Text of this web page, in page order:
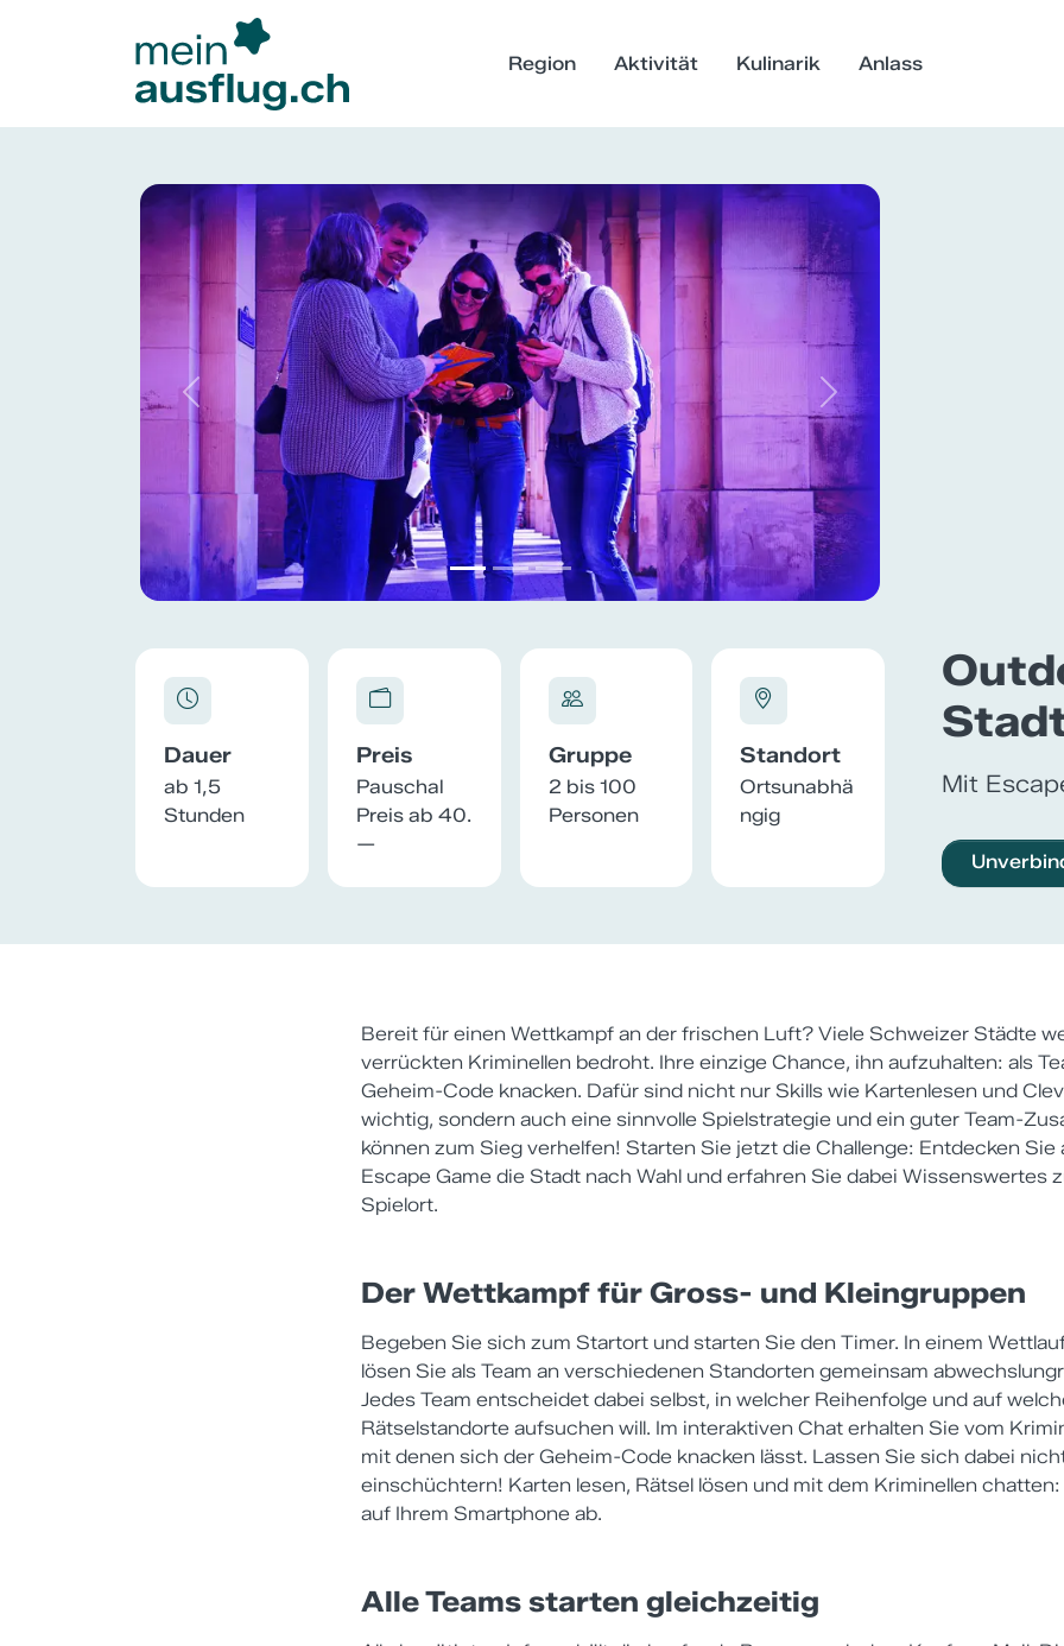
Region Aktivität Kulinarik Anlass
Previous Next
Dauer
ab 1,5
Stunden
Preis
Pauschal
Preis ab 40.
—
Gruppe
2 bis 100
Personen
Standort
Ortsunabhä
ngig
Mit
Bereit für einen Wettkampf an der frischen Luft? Viele Schweizer Städte
verrückten Kriminellen bedroht. Ihre einzige Chance, ihn aufzuhalten: als
Geheim-Code knacken. Dafür sind nicht nur Skills wie Kartenlesen und
wichtig, sondern auch eine sinnvolle Spielstrategie und ein guter Team-
können zum Sieg verhelfen! Starten Sie jetzt die Challenge: Entdecken Sie
Escape Game die Stadt nach Wahl und erfahren Sie dabei Wissenswertes
Spielort.
Der Wettkampf für Gross- und Kleingruppen
Begeben Sie sich zum Startort und starten Sie den Timer. In einem
lösen Sie als Team an verschiedenen Standorten gemeinsam
Jedes Team entscheidet dabei selbst, in welcher Reihenfolge und auf
Rätselstandorte aufsuchen will. Im interaktiven Chat erhalten Sie vom
mit denen sich der Geheim-Code knacken lässt. Lassen Sie sich dabei
einschüchtern! Karten lesen, Rätsel lösen und mit dem Kriminellen
auf Ihrem Smartphone ab.
Alle Teams starten gleichzeitig